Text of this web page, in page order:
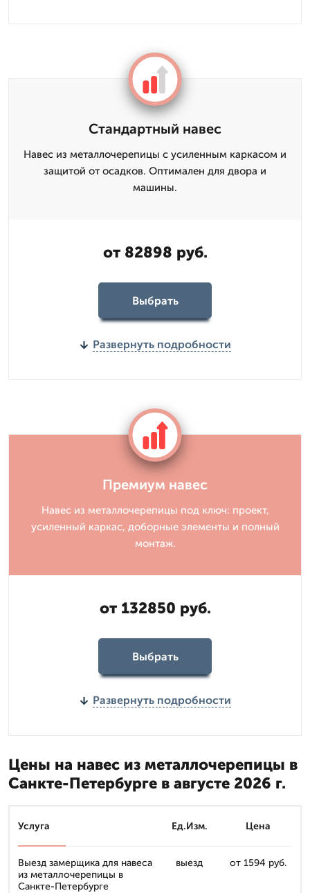
Стандартный навес
Навес из металлочерепицы с усиленным каркасом и
защитой от осадков. Оптимален для двора и
машины.
от 82898 руб.
Выбрать
Развернуть подробности
Премиум навес
Навес из металлочерепицы под ключ: проект,
усиленный каркас, доборные элементы и полный
монтаж.
от 132850 руб.
Выбрать
Развернуть подробности
Цены на навес из металлочерепицы в
Санкте-Петербурге в августе 2026 г.
Услуга Ед.Изм. Цена
Выезд замерщика для навеса
из металлочерепицы в
Санкте-Петербурге
выезд от 1594 руб.